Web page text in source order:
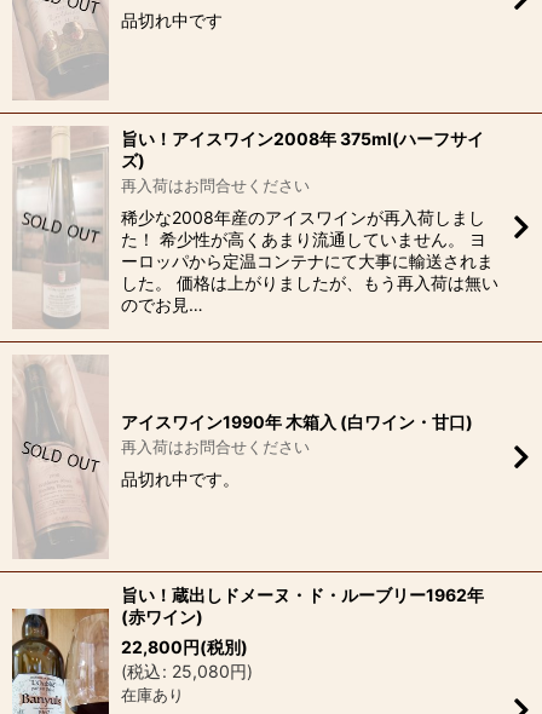
品切れ中です
旨い！アイスワイン2008年 375ml(ハーフサイ
ズ)
再入荷はお問合せください
稀少な2008年産のアイスワインが再入荷しまし
た！ 希少性が高くあまり流通していません。 ヨ
ーロッパから定温コンテナにて大事に輸送されま
した。 価格は上がりましたが、もう再入荷は無い
のでお見…
アイスワイン1990年 木箱入 (白ワイン・甘口)
再入荷はお問合せください
品切れ中です。
旨い！蔵出しドメーヌ・ド・ルーブリー1962年
(赤ワイン)
22,800円(税別)
(税込: 25,080円)
在庫あり